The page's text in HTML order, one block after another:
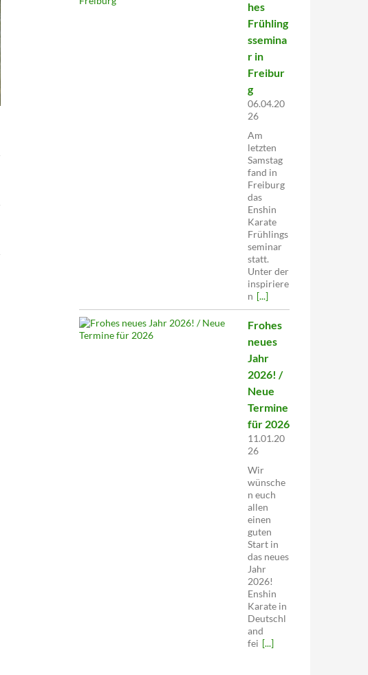
hes
Frühling
ssemina
r in
Freibur
g
06.04.20
26
Am
letzten
Samstag
fand in
Freiburg
das
Enshin
Karate
Frühlings
seminar
statt.
Unter der
inspiriere
n [...]
Frohes
neues
Jahr
2026! /
Neue
Termine
für 2026
11.01.20
26
Wir
wünsche
n euch
allen
einen
guten
Start in
das neues
Jahr
2026!
Enshin
Karate in
Deutschl
and
fei [...]